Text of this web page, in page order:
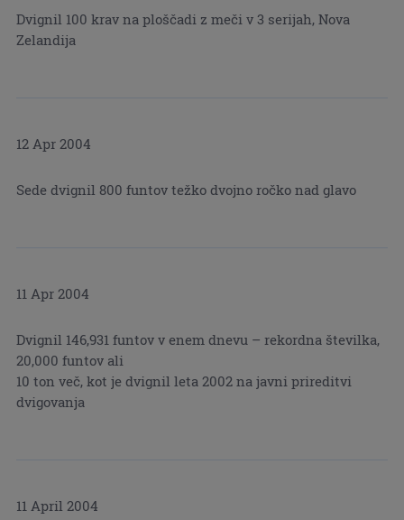
Dvignil 100 krav na ploščadi z meči v 3 serijah, Nova
Zelandija
12 Apr 2004
Sede dvignil 800 funtov težko dvojno ročko nad glavo
11 Apr 2004
Dvignil 146,931 funtov v enem dnevu – rekordna številka,
20,000 funtov ali
10 ton več, kot je dvignil leta 2002 na javni prireditvi
dvigovanja
11 April 2004